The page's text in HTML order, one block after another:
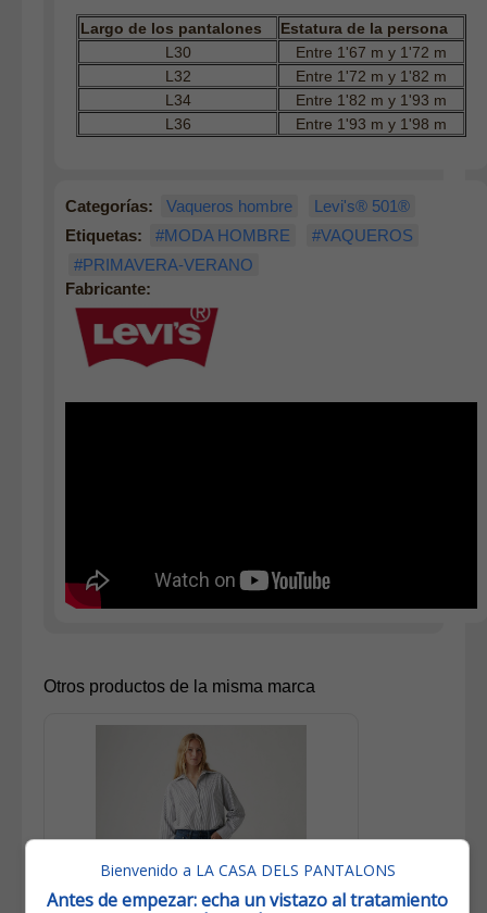
Largo de los pantalones
Estatura de la persona
L30
Entre 1'67 m y 1'72 m
L32
Entre 1'72 m y 1'82 m
L34
Entre 1'82 m y 1'93 m
L36
Entre 1'93 m y 1'98 m
Categorías: Vaqueros hombre
Levi's® 501®
Etiquetas:
#MODA HOMBRE
#VAQUEROS
#PRIMAVERA-VERANO
Fabricante:
Otros productos de la misma marca
Bienvenido a LA CASA DELS PANTALONS
Antes de empezar: echa un vistazo al tratamiento